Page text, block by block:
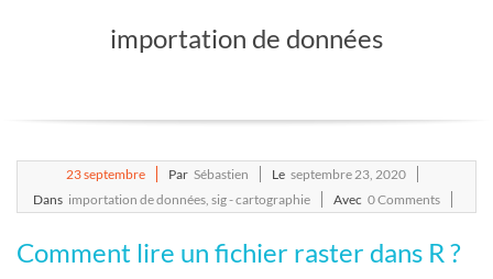
T
S
importation de données
09-
23septembre Par Sébastien Le septembre 23, 2020
Dans importation de données, sig - cartographie Avec 0 Comments
Comment lire un fichier raster dans R ?